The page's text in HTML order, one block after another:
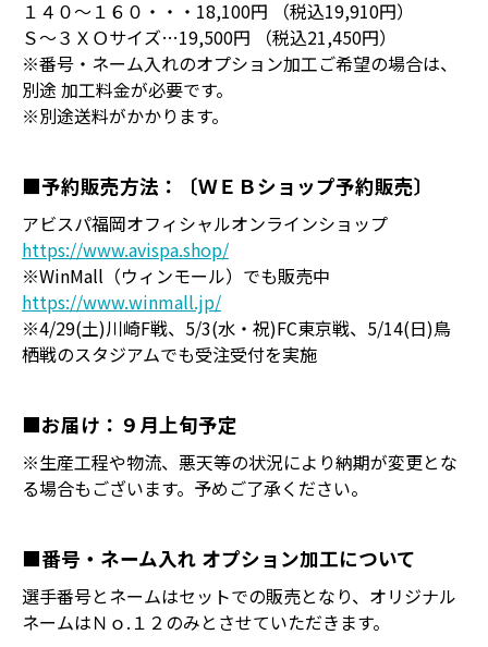
１４０～１６０・・・18,100円 （税込19,910円）
Ｓ～３ＸＯサイズ…19,500円 （税込21,450円）
※番号・ネーム入れのオプション加工ご希望の場合は、
別途 加工料金が必要です。
※別途送料がかかります。
■予約販売方法：〔ＷＥＢショップ予約販売〕
アビスパ福岡オフィシャルオンラインショップ
https://www.avispa.shop/
※WinMall（ウィンモール）でも販売中
https://www.winmall.jp/
※4/29(土)川崎F戦、5/3(水・祝)FC東京戦、5/14(日)鳥
栖戦のスタジアムでも受注受付を実施
■お届け：９月上旬予定
※生産工程や物流、悪天等の状況により納期が変更とな
る場合もございます。予めご了承ください。
■番号・ネーム入れ オプション加工について
選手番号とネームはセットでの販売となり、オリジナル
ネームはＮｏ.１２のみとさせていただきます。